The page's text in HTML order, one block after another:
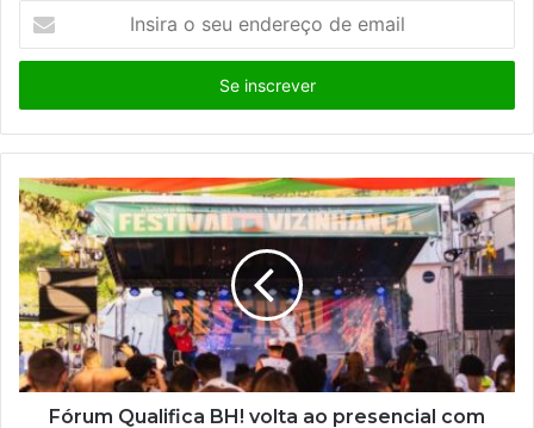
s
r
a
s
e
u
e
n
d
e
r
e
Fórum Qualifica BH! volta ao presencial com